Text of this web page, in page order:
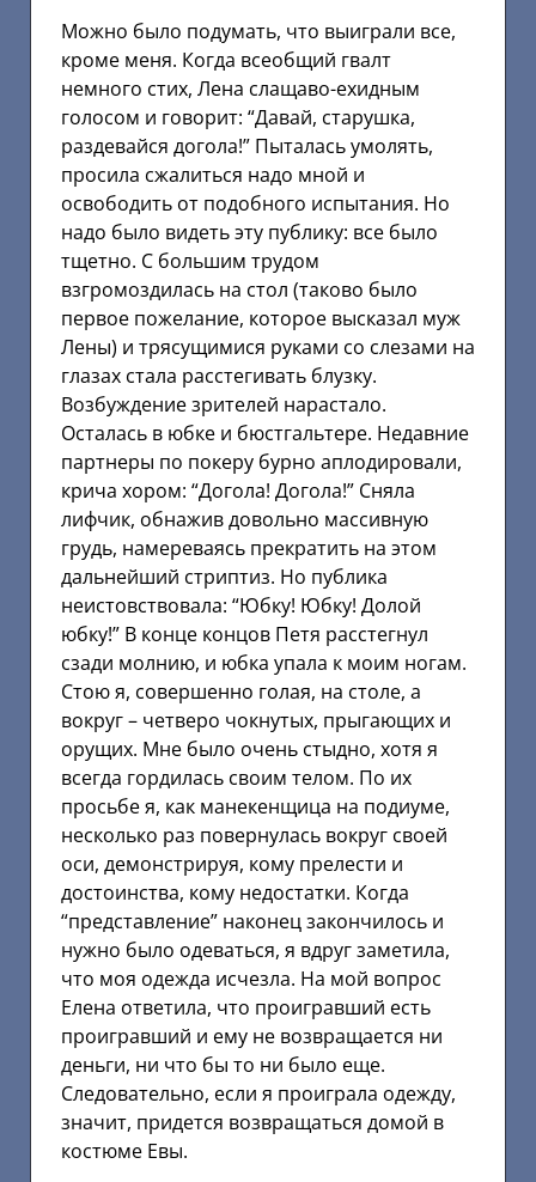
Можно было подумать, что выиграли все,
кроме меня. Когда всеобщий гвалт
немного стих, Лена слащаво-ехидным
голосом и говорит: “Давай, старушка,
раздевайся догола!” Пыталась умолять,
просила сжалиться надо мной и
освободить от подобного испытания. Но
надо было видеть эту публику: все было
тщетно. С большим трудом
взгромоздилась на стол (таково было
первое пожелание, которое высказал муж
Лены) и трясущимися руками со слезами на
глазах стала расстегивать блузку.
Возбуждение зрителей нарастало.
Осталась в юбке и бюстгальтере. Недавние
партнеры по покеру бурно аплодировали,
крича хором: “Догола! Догола!” Сняла
лифчик, обнажив довольно массивную
грудь, намереваясь прекратить на этом
дальнейший стриптиз. Но публика
неистовствовала: “Юбку! Юбку! Долой
юбку!” В конце концов Петя расстегнул
сзади молнию, и юбка упала к моим ногам.
Стою я, совершенно голая, на столе, а
вокруг – четверо чокнутых, прыгающих и
орущих. Мне было очень стыдно, хотя я
всегда гордилась своим телом. По их
просьбе я, как манекенщица на подиуме,
несколько раз повернулась вокруг своей
оси, демонстрируя, кому прелести и
достоинства, кому недостатки. Когда
“представление” наконец закончилось и
нужно было одеваться, я вдруг заметила,
что моя одежда исчезла. На мой вопрос
Елена ответила, что проигравший есть
проигравший и ему не возвращается ни
деньги, ни что бы то ни было еще.
Следовательно, если я проиграла одежду,
значит, придется возвращаться домой в
костюме Евы.